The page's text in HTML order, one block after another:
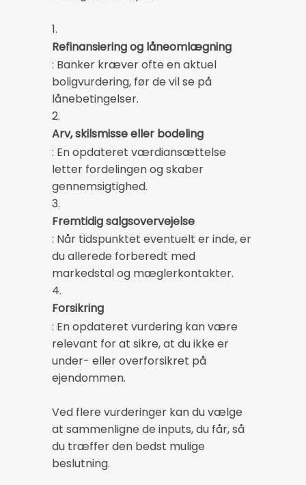
1.
Refinansiering og låneomlægning
: Banker kræver ofte en aktuel
boligvurdering, før de vil se på
lånebetingelser.
2.
Arv, skilsmisse eller bodeling
: En opdateret værdiansættelse
letter fordelingen og skaber
gennemsigtighed.
3.
Fremtidig salgsovervejelse
: Når tidspunktet eventuelt er inde, er
du allerede forberedt med
markedstal og mæglerkontakter.
4.
Forsikring
: En opdateret vurdering kan være
relevant for at sikre, at du ikke er
under- eller overforsikret på
ejendommen.
Ved flere vurderinger kan du vælge
at sammenligne de inputs, du får, så
du træffer den bedst mulige
beslutning.